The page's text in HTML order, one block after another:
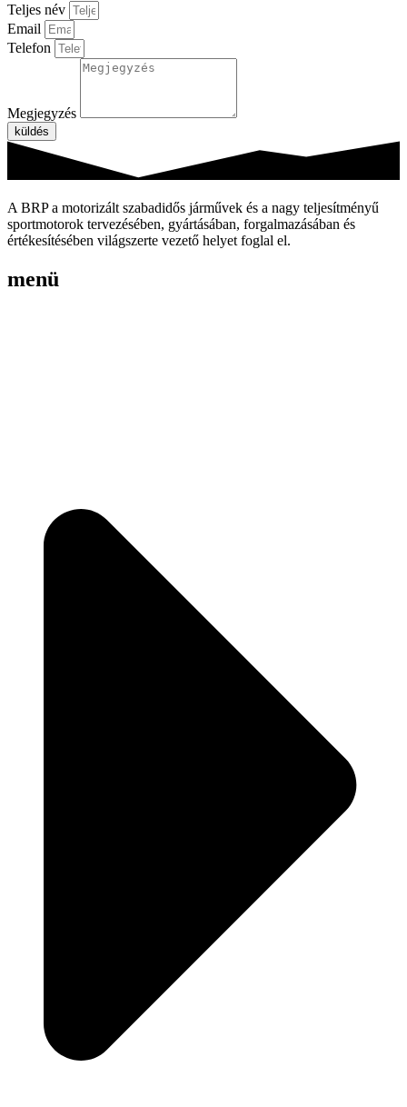
Teljes név
Email
Telefon
Megjegyzés
küldés
A BRP a motorizált szabadidős járművek és a nagy teljesítményű
sportmotorok tervezésében, gyártásában, forgalmazásában és
értékesítésében világszerte vezető helyet foglal el.
menü